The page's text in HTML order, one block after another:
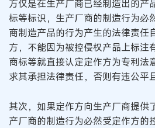
方仅是在生产厂商已经制造出的产
标等标识，生产厂商的制造行为必
商制造产品的行为产生的法律责任
方，不能因为被控侵权产品上标注
商标等就直接认定定作方为专利法
求其承担法律责任，否则有违公平
其次，如果定作方向生产厂商提供
产厂商的制造行为必然受定作方的